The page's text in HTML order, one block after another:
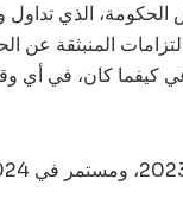
الحكومة، الذي
المنبثقة عن
كيفما كان، في أي